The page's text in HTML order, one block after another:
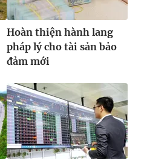
Hoàn thiện hành lang
pháp lý cho tài sản bảo
đảm mới